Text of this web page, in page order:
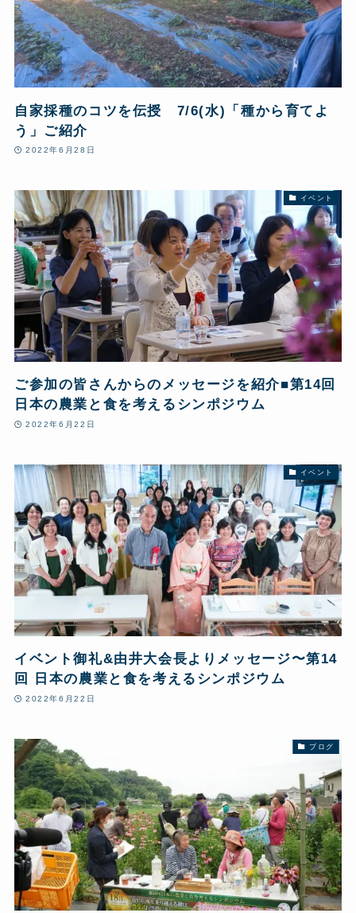
自家採種のコツを伝授 7/6(水)「種から育てよ
う」ご紹介
2022年6月28日
イベント
ご参加の皆さんからのメッセージを紹介■第14回
日本の農業と食を考えるシンポジウム
2022年6月22日
イベント
イベント御礼&由井大会長よりメッセージ〜第14
回 日本の農業と食を考えるシンポジウム
2022年6月22日
ブログ